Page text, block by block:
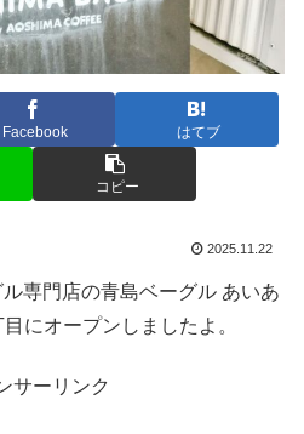
Facebook はてブ
コピー
2025.11.22
専門店の青島ベーグル あいあ
にオープンしましたよ。
サーリンク